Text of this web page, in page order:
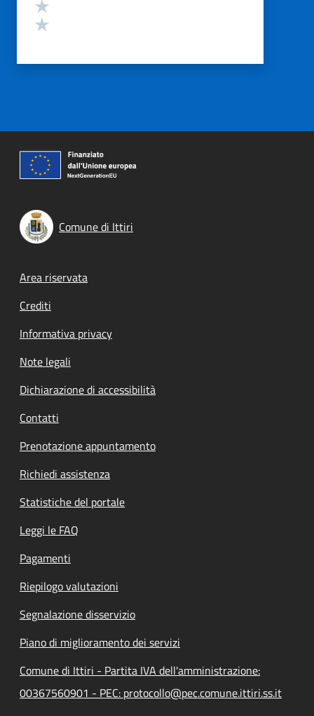
Comune di Ittiri
Footer menu
Area riservata
Crediti
Informativa privacy
Note legali
Dichiarazione di accessibilità
Contatti
Prenotazione appuntamento
Richiedi assistenza
Statistiche del portale
Leggi le FAQ
Pagamenti
Riepilogo valutazioni
Segnalazione disservizio
Piano di miglioramento dei servizi
Comune di Ittiri - Partita IVA dell'amministrazione:
00367560901 - PEC: protocollo@pec.comune.ittiri.ss.it